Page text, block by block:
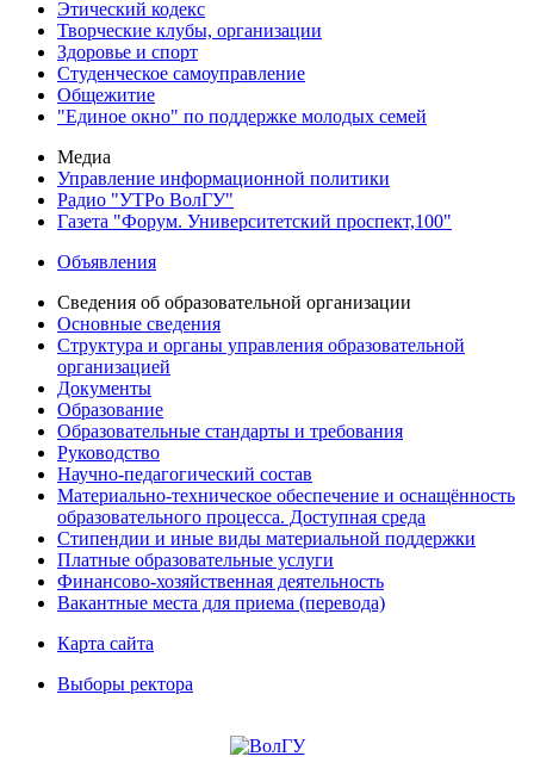
Этический кодекс
Творческие клубы, организации
Здоровье и спорт
Студенческое самоуправление
Общежитие
"Единое окно" по поддержке молодых семей
Медиа
Управление информационной политики
Радио "УТРо ВолГУ"
Газета "Форум. Университетский проспект,100"
Объявления
Сведения об образовательной организации
Основные сведения
Структура и органы управления образовательной
организацией
Документы
Образование
Образовательные стандарты и требования
Руководство
Научно-педагогический состав
Материально-техническое обеспечение и оснащённость
образовательного процесса. Доступная среда
Стипендии и иные виды материальной поддержки
Платные образовательные услуги
Финансово-хозяйственная деятельность
Вакантные места для приема (перевода)
Карта сайта
Выборы ректора